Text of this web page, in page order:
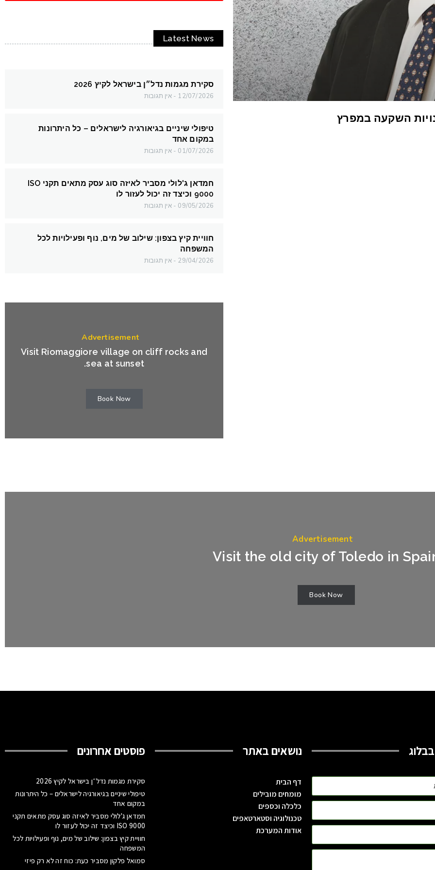
Latest News
סקירת מגמות נדל״ן בישראל לקיץ 2026
12/07/2026 אין תגובות
טיפולי שיניים בגיאורגיה לישראלים – כל היתרונות
במקום אחד
01/07/2026 אין תגובות
חמדאן ג'לולי מסביר לאיזה סוג עסק מתאים תקני ISO
9000 וכיצד זה יכול לעזור לו
09/05/2026 אין תגובות
חוויית קיץ בצפון: שילוב של מים, נוף ופעילויות לכל
המשפחה
29/04/2026 אין תגובות
Advertisement
Visit Riomaggiore village on cliff rocks and
sea at sunset.
Book Now
Advertisement
Visit the old city of Toledo in
Book Now
נושאים באתר
דף הבית
מומחים מובילים
כלכלה וכספים
טכנולוגיה וסטארטאפים
אודות המערכת
פוסטים אחרונים
סקירת מגמות נדל״ן בישראל לקיץ 2026
טיפולי שיניים בגיאורגיה לישראלים – כל היתרונות
במקום אחד
חמדאן ג'לולי מסביר לאיזה סוג עסק מתאים תקני
ISO 9000 וכיצד זה יכול לעזור לו
חוויית קיץ בצפון: שילוב של מים, נוף ופעילויות לכל
המשפחה
סמואל פלקון מסביר כעת: כוח זה לא רק פיזי